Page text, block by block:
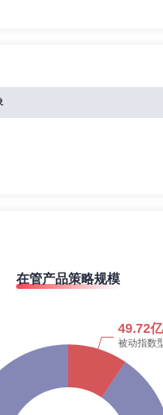
在管产品策略规模